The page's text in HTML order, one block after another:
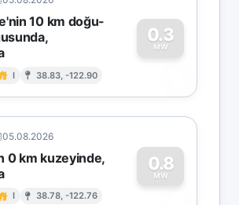
10 km doğu-
I 38.83, -122.90
0.3
MW
0
05.08.2026
0 km kuzeyinde,
I 38.78, -122.76
0.8
MW